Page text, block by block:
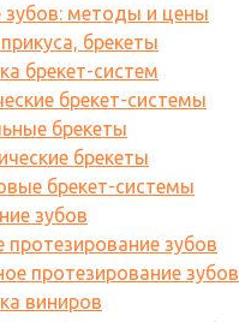
зубов: методы и цены
брекеты
брекет-систем
брекет-системы
брекеты
брекеты
брекет-системы
зубов
протезирование зубов
протезирование зубов
виниров